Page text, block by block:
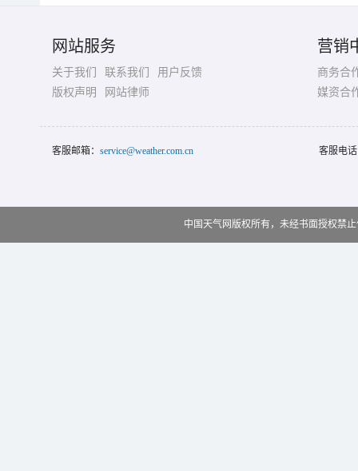
网站服务
关于我们 联系我们
用户反馈
版权声明
网站律师
营销
商务合
媒资合
客服邮箱： service@weather.com.cn 客服电
中国天气网版权所有，未经书面授权